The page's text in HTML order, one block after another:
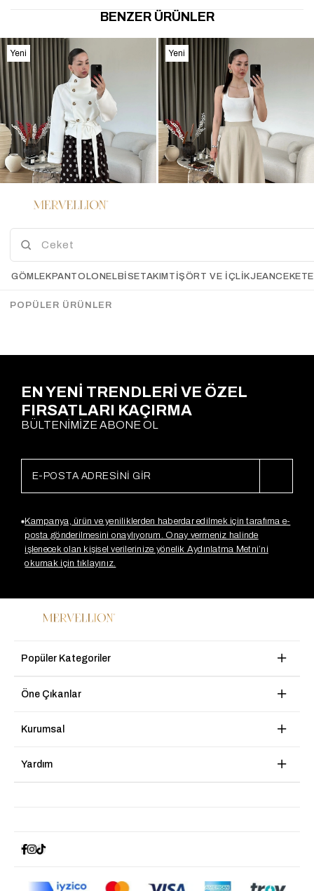
BENZER ÜRÜNLER
ACI KAHVE
$16.43
$32.89
Yeni
Ürün
Parçalı Premium Etek BEJ
Yeni
Ürün
EN YENİ TRENDLERİ VE ÖZEL
FIRSATLARI KAÇIRMA
BÜLTENİMİZE ABONE OL
Kampanya, ürün ve yeniliklerden haberdar edilmek için tarafıma e-
posta gönderilmesini onaylıyorum. Onay vermeniz halinde
işlenecek olan kişisel verilerinize yönelik Aydınlatma Metni’ni
okumak için tıklayınız.
Popüler Kategoriler
Öne Çıkanlar
Kurumsal
Yardım
GÖMLEKPANTOLONELBİSETAKIM TIŞÖRT VE İÇLIKJEANCEKET
POPÜLER ÜRÜNLER